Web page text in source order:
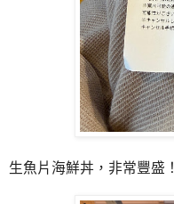
生魚片海鮮丼，非常豐盛！